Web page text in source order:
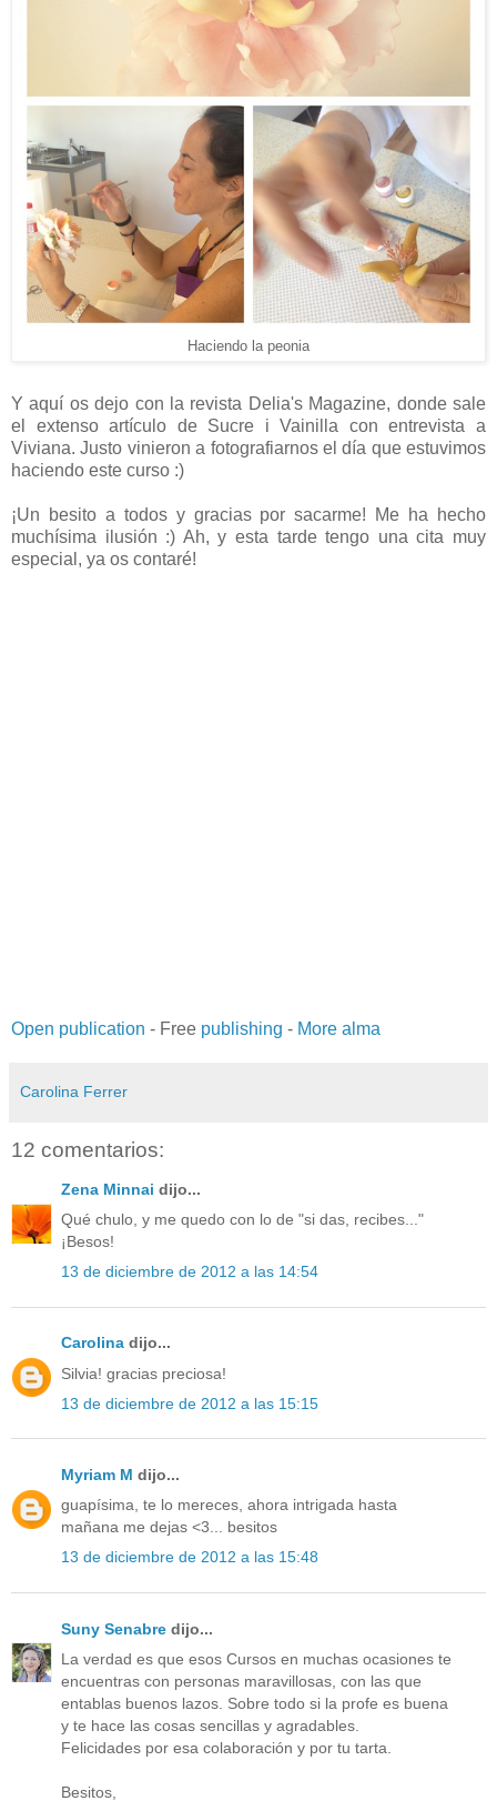
Haciendo la peonia
Y aquí os dejo con la revista Delia's Magazine, donde sale
el extenso artículo de Sucre i Vainilla con entrevista a
Viviana. Justo vinieron a fotografiarnos el día que estuvimos
haciendo este curso :)
¡Un besito a todos y gracias por sacarme! Me ha hecho
muchísima ilusión :) Ah, y esta tarde tengo una cita muy
especial, ya os contaré!
Open publication - Free publishing - More alma
Carolina Ferrer
12 comentarios:
Zena Minnai dijo...
Qué chulo, y me quedo con lo de "si das, recibes..."
¡Besos!
13 de diciembre de 2012 a las 14:54
Carolina dijo...
Silvia! gracias preciosa!
13 de diciembre de 2012 a las 15:15
Myriam M dijo...
guapísima, te lo mereces, ahora intrigada hasta
mañana me dejas <3... besitos
13 de diciembre de 2012 a las 15:48
Suny Senabre dijo...
La verdad es que esos Cursos en muchas ocasiones te
encuentras con personas maravillosas, con las que
entablas buenos lazos. Sobre todo si la profe es buena
y te hace las cosas sencillas y agradables.
Felicidades por esa colaboración y por tu tarta.
Besitos,